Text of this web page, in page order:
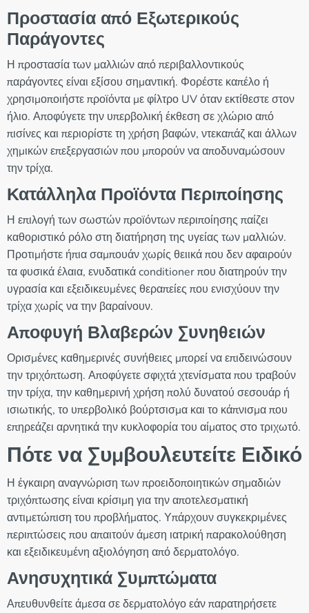
Προστασία από Εξωτερικούς
Παράγοντες
Η προστασία των μαλλιών από περιβαλλοντικούς
παράγοντες είναι εξίσου σημαντική. Φορέστε καπέλο ή
χρησιμοποιήστε προϊόντα με φίλτρο UV όταν εκτίθεστε στον
ήλιο. Αποφύγετε την υπερβολική έκθεση σε χλώριο από
πισίνες και περιορίστε τη χρήση βαφών, ντεκαπάζ και άλλων
χημικών επεξεργασιών που μπορούν να αποδυναμώσουν
την τρίχα.
Κατάλληλα Προϊόντα Περιποίησης
Η επιλογή των σωστών προϊόντων περιποίησης παίζει
καθοριστικό ρόλο στη διατήρηση της υγείας των μαλλιών.
Προτιμήστε ήπια σαμπουάν χωρίς θειικά που δεν αφαιρούν
τα φυσικά έλαια, ενυδατικά conditioner που διατηρούν την
υγρασία και εξειδικευμένες θεραπείες που ενισχύουν την
τρίχα χωρίς να την βαραίνουν.
Αποφυγή Βλαβερών Συνηθειών
Ορισμένες καθημερινές συνήθειες μπορεί να επιδεινώσουν
την τριχόπτωση. Αποφύγετε σφιχτά χτενίσματα που τραβούν
την τρίχα, την καθημερινή χρήση πολύ δυνατού σεσουάρ ή
ισιωτικής, το υπερβολικό βούρτσισμα και το κάπνισμα που
επηρεάζει αρνητικά την κυκλοφορία του αίματος στο τριχωτό.
Πότε να Συμβουλευτείτε Ειδικό
Η έγκαιρη αναγνώριση των προειδοποιητικών σημαδιών
τριχόπτωσης είναι κρίσιμη για την αποτελεσματική
αντιμετώπιση του προβλήματος. Υπάρχουν συγκεκριμένες
περιπτώσεις που απαιτούν άμεση ιατρική παρακολούθηση
και εξειδικευμένη αξιολόγηση από δερματολόγο.
Ανησυχητικά Συμπτώματα
Απευθυνθείτε άμεσα σε δερματολόγο εάν παρατηρήσετε